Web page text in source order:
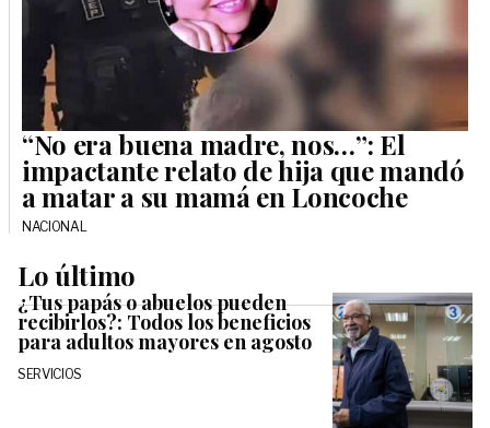
“No era buena madre, nos…”: El
impactante relato de hija que mandó
a matar a su mamá en Loncoche
NACIONAL
Lo último
¿Tus papás o abuelos pueden
recibirlos?: Todos los beneficios
para adultos mayores en agosto
SERVICIOS